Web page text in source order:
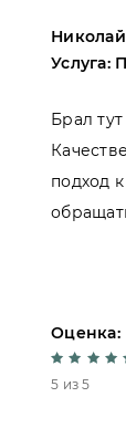
Услуга:
Брал
подход
Оценка:
5 из 5